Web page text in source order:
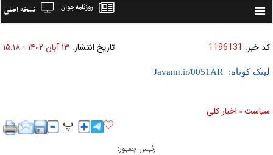
Toggle
نسخه اصلی روزنامه جوان
کد خبر: 1196131 تاریخ انتشار: ۱۳ آبان ۱۴۰۲ - ۱۵:۱۸
لینک کوتاه:
سیاست » اخبار کلی
رئیس جمهور: